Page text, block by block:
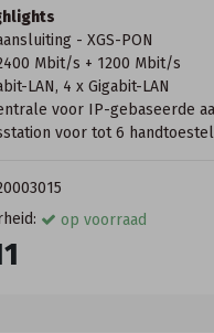
- XGS-PON
Mbit/s + 1200 Mbit/s
LAN, 4 x Gigabit-LAN
voor IP-gebaseerde
voor tot 6
op voorraad